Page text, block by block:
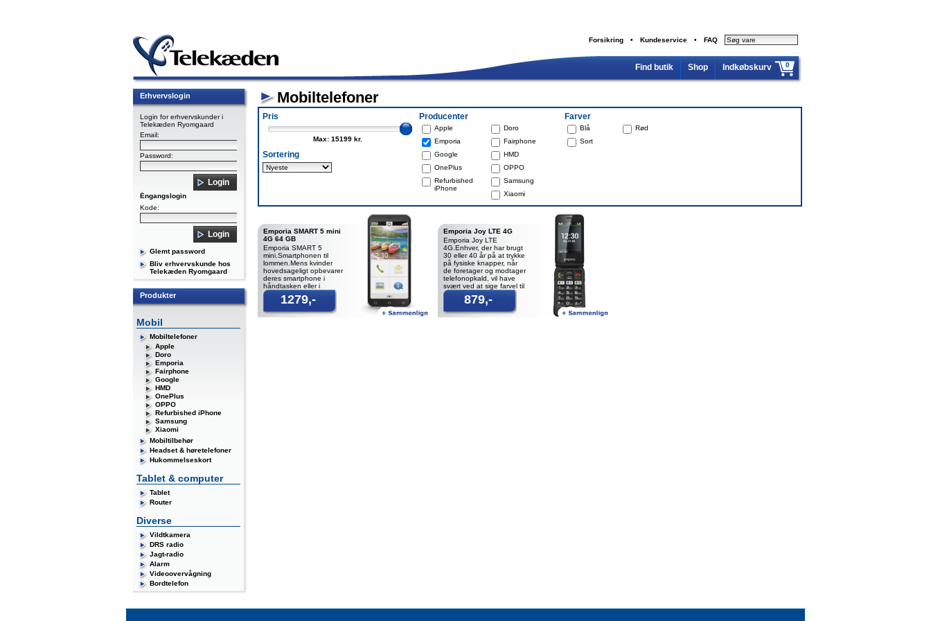
FAQ
•
Kundeservice
•
Forsikring
0
Indkøbskurv
Shop
Find butik
Indkøbskurven er tom...
Erhvervslogin
Login for erhvervskunder i
Telekæden Ryomgaard
Email:
Password:
Éngangslogin
Kode:
Glemt password
Bliv erhvervskunde hos
Telekæden Ryomgaard
Produkter
Mobil
Mobiltelefoner
Apple
Doro
Emporia
Fairphone
Google
HMD
OnePlus
OPPO
Refurbished iPhone
Samsung
Xiaomi
Mobiltilbehør
Headset & høretelefoner
Hukommelseskort
Tablet & computer
Tablet
Router
Diverse
Vildtkamera
DRS radio
Jagt-radio
Alarm
Videoovervågning
Bordtelefon
Mobiltelefoner
Pris
Max: 15199 kr.
Sortering
Producenter
Apple
Doro
Emporia
Fairphone
Google
HMD
OnePlus
OPPO
Refurbished
iPhone
Samsung
Xiaomi
Farver
Blå
Rød
Sort
Emporia SMART 5 mini
4G 64 GB
Emporia SMART 5
mini.Smartphonen til
lommen.Mens kvinder
hovedsageligt opbevarer
deres smartphone i
håndtasken eller i
baglommen, foretrækker
mænd at putte deres
1279,-
Emporia Joy LTE 4G
Emporia Joy LTE
4G.Enhver, der har brugt
30 eller 40 år på at trykke
på fysiske knapper, når
de foretager og modtager
telefonopkald, vil have
svært ved at sige farvel til
telefoner879,-